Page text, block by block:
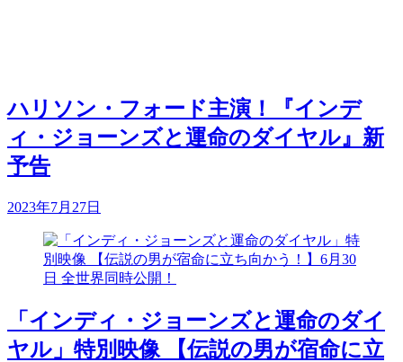
ハリソン・フォード主演！『インデ
ィ・ジョーンズと運命のダイヤル』新
予告
2023年7月27日
「インディ・ジョーンズと運命のダイ
ヤル」特別映像 【伝説の男が宿命に立